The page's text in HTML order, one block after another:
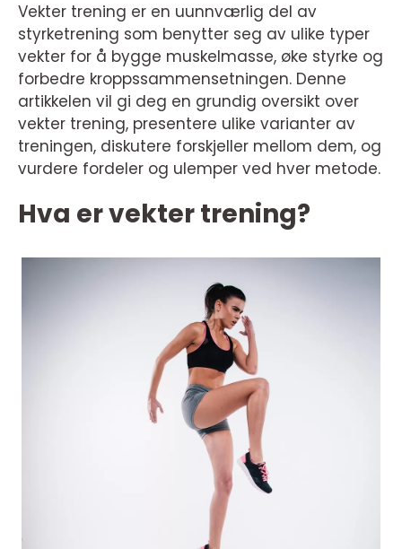
Vekter trening er en uunnværlig del av
styrketrening som benytter seg av ulike typer
vekter for å bygge muskelmasse, øke styrke og
forbedre kroppssammensetningen. Denne
artikkelen vil gi deg en grundig oversikt over
vekter trening, presentere ulike varianter av
treningen, diskutere forskjeller mellom dem, og
vurdere fordeler og ulemper ved hver metode.
Hva er vekter trening?